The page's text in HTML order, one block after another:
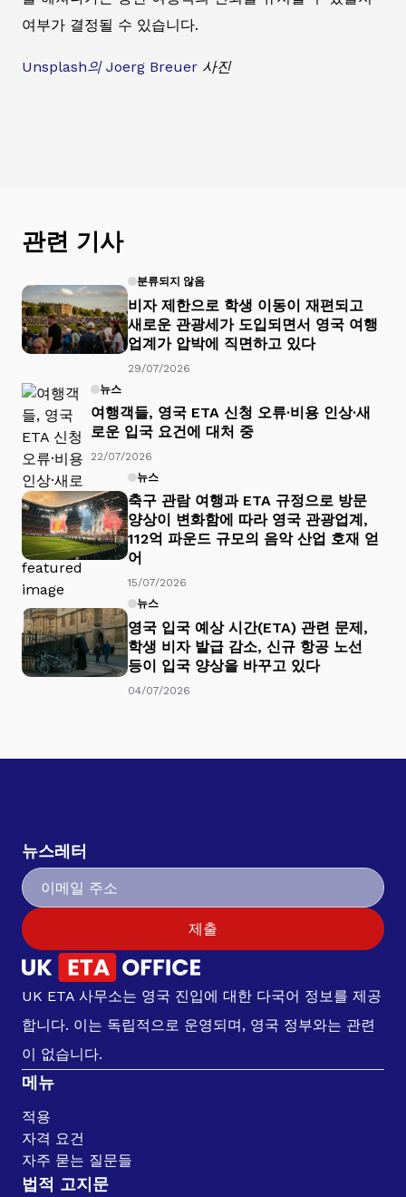
여부가 결정될 수 있습니다.
Unsplash의 Joerg Breuer 사진
관련 기사
분류되지 않음
비자 제한으로 학생 이동이 재편되고
새로운 관광세가 도입되면서 영국 여행
업계가 압박에 직면하고 있다
29/07/2026
뉴스
여행객들, 영국 ETA 신청 오류·비용 인상·새
로운 입국 요건에 대처 중
22/07/2026
뉴스
축구 관람 여행과 ETA 규정으로 방문
양상이 변화함에 따라 영국 관광업계,
112억 파운드 규모의 음악 산업 호재 얻
어
15/07/2026
뉴스
영국 입국 예상 시간(ETA) 관련 문제,
학생 비자 발급 감소, 신규 항공 노선
등이 입국 양상을 바꾸고 있다
04/07/2026
뉴스레터
제출
UK ETA 사무소는 영국 진입에 대한 다국어 정보를 제공
합니다. 이는 독립적으로 운영되며, 영국 정부와는 관련
이 없습니다.
메뉴
적용
자격 요건
자주 묻는 질문들
법적 고지문